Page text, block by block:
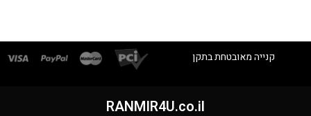
קנייה מאובטחת בתקן
RANMIR4U.co.il